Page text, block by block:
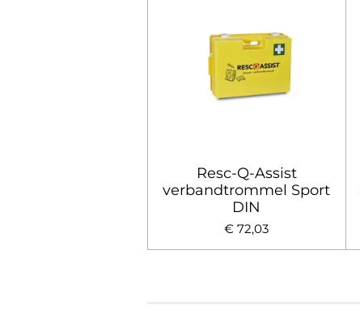
Resc-Q-Assist
verbandtrommel Sport
DIN
€ 72,03